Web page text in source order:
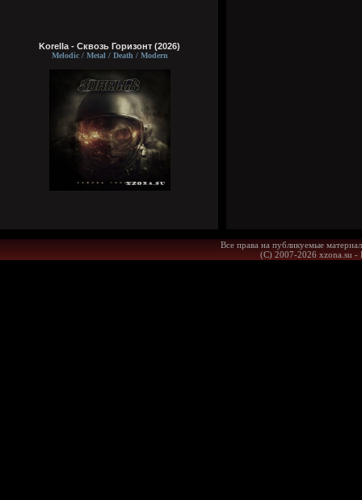
Korella - Сквозь Горизонт (2026)
Melodic / Metal / Death / Modern
Все права на публикуемые
(С) 2007-2026 xzona.su -